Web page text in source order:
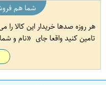
شما هم
هر روزه صدها خریدار این کالا را
تامین کنید واقعا جای
نام و